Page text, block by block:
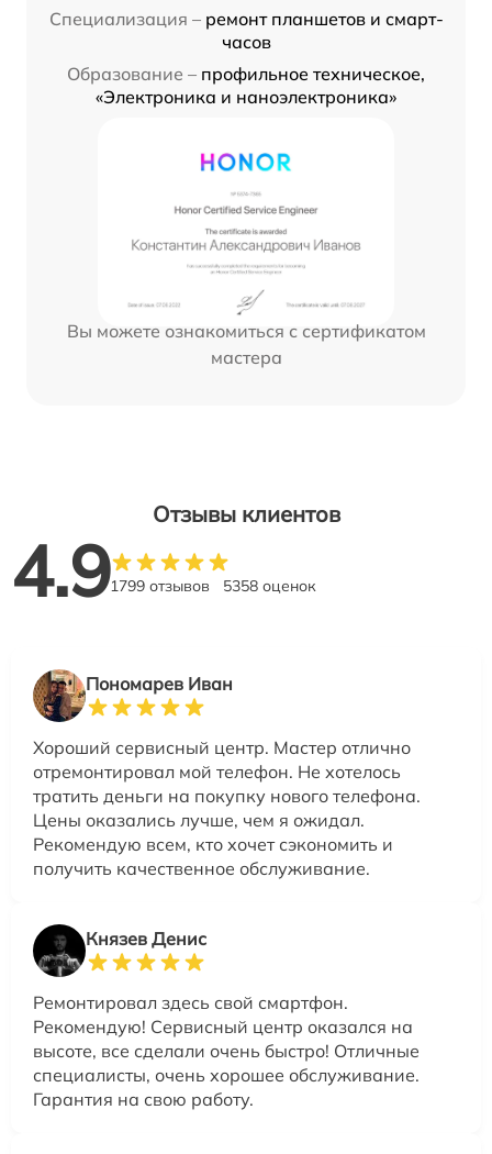
Специализация – ремонт планшетов и смарт-
часов
Образование – профильное техническое,
«Электроника и наноэлектроника»
Вы можете ознакомиться с сертификатом
мастера
Отзывы клиентов
4.91799 отзывов 5358 оценок
Пономарев Иван
Хороший сервисный центр. Мастер отлично
отремонтировал мой телефон. Не хотелось
тратить деньги на покупку нового телефона.
Цены оказались лучше, чем я ожидал.
Рекомендую всем, кто хочет сэкономить и
получить качественное обслуживание.
Князев Денис
Ремонтировал здесь свой смартфон.
Рекомендую! Сервисный центр оказался на
высоте, все сделали очень быстро! Отличные
специалисты, очень хорошее обслуживание.
Гарантия на свою работу.